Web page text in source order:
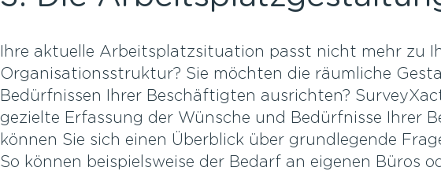
Ihre aktuelle Arbeitsplatzsituation passt nicht mehr zu
Organisationsstruktur? Sie möchten die räumliche
Bedürfnissen Ihrer Beschäftigten ausrichten?
gezielte Erfassung der Wünsche und Bedürfnisse Ihrer
können Sie sich einen Überblick über grundlegende
So können beispielsweise der Bedarf an eigenen Büros